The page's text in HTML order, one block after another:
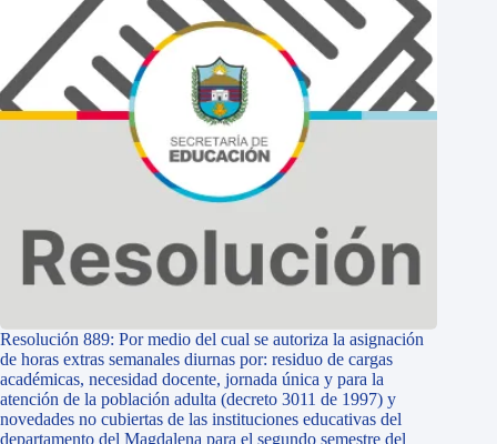
Resolución 889: Por medio del cual se autoriza la asignación
de horas extras semanales diurnas por: residuo de cargas
académicas, necesidad docente, jornada única y para la
atención de la población adulta (decreto 3011 de 1997) y
novedades no cubiertas de las instituciones educativas del
departamento del Magdalena para el segundo semestre del